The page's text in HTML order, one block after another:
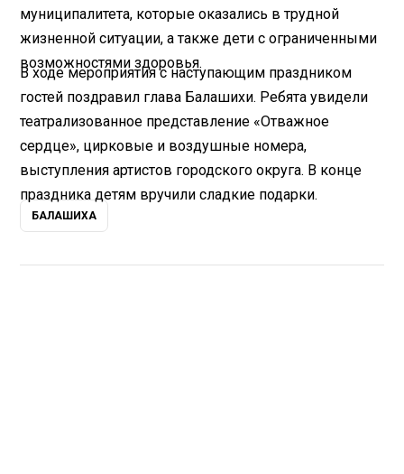
муниципалитета, которые оказались в трудной
жизненной ситуации, а также дети с ограниченными
возможностями здоровья.
В ходе мероприятия с наступающим праздником
гостей поздравил глава Балашихи. Ребята увидели
театрализованное представление «Отважное
сердце», цирковые и воздушные номера,
выступления артистов городского округа. В конце
праздника детям вручили сладкие подарки.
БАЛАШИХА